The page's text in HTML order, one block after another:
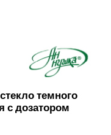
темного
с дозатором